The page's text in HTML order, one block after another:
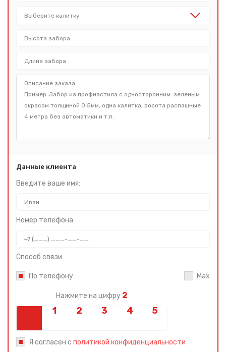
Данные клиента
Введите ваше имя:
Номер телефона:
Способ связи:
По телефону Max
Нажмите на цифру 2
Я согласен с политикой конфиденциальности